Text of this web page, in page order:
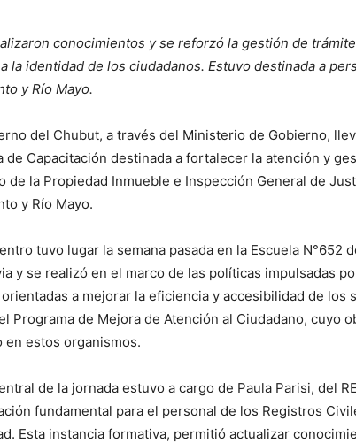
conocimientos y se reforzó la gestión de
la identidad de los ciudadanos. Estuvo destinada a
y Río Mayo.
del Chubut, a través del Ministerio de Gobierno,
de Capacitación destinada a fortalecer la atención y
de la Propiedad Inmueble e Inspección General de
y Río Mayo.
tuvo lugar la semana pasada en la Escuela N°652
y se realizó en el marco de las políticas impulsadas
a mejorar la eficiencia y accesibilidad de los
Programa de Mejora de Atención al Ciudadano, cuyo
en estos organismos.
de la jornada estuvo a cargo de Paula Parisi, del
fundamental para el personal de los Registros
Esta instancia formativa, permitió actualizar